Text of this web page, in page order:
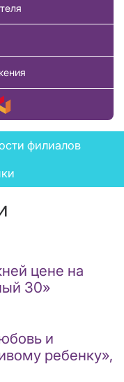
филиалов
цене на
30»
и
ребенку»,